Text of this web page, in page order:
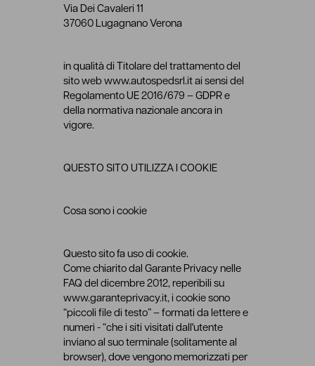
Via Dei Cavaleri 11
37060 Lugagnano Verona
in qualità di Titolare del trattamento del
sito web www.autospedsrl.it ai sensi del
Regolamento UE 2016/679 – GDPR e
della normativa nazionale ancora in
vigore.
QUESTO SITO UTILIZZA I COOKIE
Cosa sono i cookie
Questo sito fa uso di cookie.
Come chiarito dal Garante Privacy nelle
FAQ del dicembre 2012, reperibili su
www.garanteprivacy.it, i cookie sono
“piccoli file di testo” – formati da lettere e
numeri - “che i siti visitati dall'utente
inviano al suo terminale (solitamente al
browser), dove vengono memorizzati per